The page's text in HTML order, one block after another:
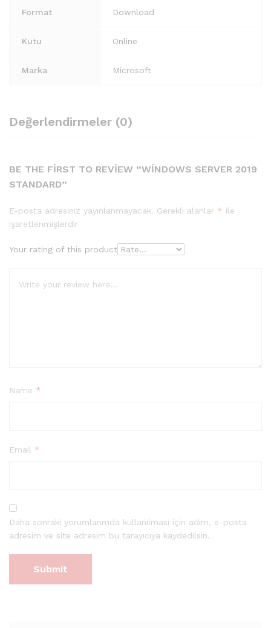
Format Download
Kutu Online
Marka Microsoft
Değerlendirmeler (0)
BE THE FIRST TO REVIEW “WINDOWS SERVER 2019
STANDARD”
E-posta adresiniz yayınlanmayacak. Gerekli alanlar * ile
işaretlenmişlerdir
Your rating of this product
Name *
Email *
Daha sonraki yorumlarımda kullanılması için adım, e-posta
adresim ve site adresim bu tarayıcıya kaydedilsin.